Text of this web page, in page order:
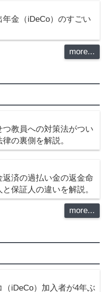
金（iDeCo）のすごい
more...
つ教員への対策法がつい
の裏側を解説。
返済の過払い金の返金命
保証人の違いを解説。
more...
（iDeCo）加入者が4年ぶ